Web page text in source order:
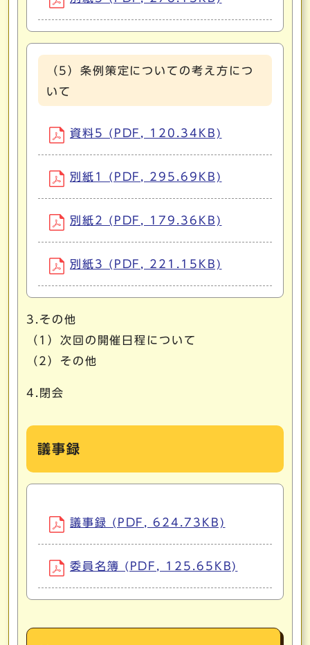
（5）条例策定についての考え方につ
いて
資料5 (PDF, 120.34KB)
別紙1 (PDF, 295.69KB)
別紙2 (PDF, 179.36KB)
別紙3 (PDF, 221.15KB)
3.その他
（1）次回の開催日程について
（2）その他
4.閉会
議事録
議事録 (PDF, 624.73KB)
委員名簿 (PDF, 125.65KB)